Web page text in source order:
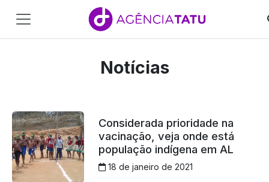
Pular para o conteúdo
Main
Notícias
Considerada prioridade na
vacinação, veja onde está
população indígena em AL
18 de janeiro de 2021